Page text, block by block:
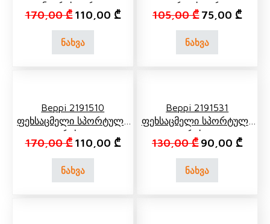
Ნაცრისფერი,
Ვარდისფერი
170,00₾ Original price was: 170,00 ₾.
110,00 ₾Current price is: 110,00 ₾.
ნახვა
Ვარდისფერი,
Ნაცრისფერი
105,00₾ Original price
75,00 ₾
ნახვა
Beppi 2191510
Ფეხსაცმელი Სპორტული
Რუხი
170,00₾ Original price was: 170,00 ₾.
110,00 ₾Current price is: 110,00 ₾.
ნახვა
Beppi 2191531
Ფეხსაცმელი Სპორტული
Რუხი
130,00₾ Original price
90,00 ₾
ნახვა